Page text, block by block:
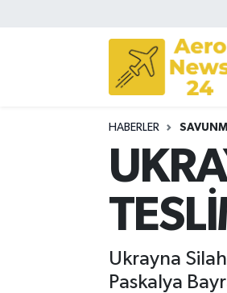
HABERLER
Ukrayna
Paskalya
Sivil Havacılık